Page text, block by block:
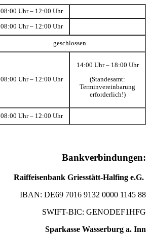
08:00 Uhr – 12:00 Uhr
08:00 Uhr – 12:00 Uhr
geschlossen
08:00 Uhr – 12:00 Uhr
14:00 Uhr – 18:00 Uhr
(Standesamt:
Terminvereinbarung
erforderlich!)
08:00 Uhr – 12:00 Uhr
Bankverbindungen:
Raiffeisenbank Griesstätt-Halfing e.G.
IBAN: DE69 7016 9132 0000 1145 88
SWIFT-BIC: GENODEF1HFG
Sparkasse Wasserburg a. Inn